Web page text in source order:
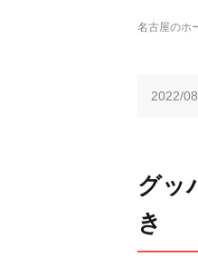
名古屋のホ
2022/
グッ
き